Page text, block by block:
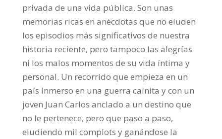
privada de una vida pública. Son unas
memorias ricas en anécdotas que no eluden
los episodios más significativos de nuestra
historia reciente, pero tampoco las alegrías
ni los malos momentos de su vida íntima y
personal. Un recorrido que empieza en un
país inmerso en una guerra cainita y con un
joven Juan Carlos anclado a un destino que
no le pertenece, pero que paso a paso,
eludiendo mil complots y ganándose la